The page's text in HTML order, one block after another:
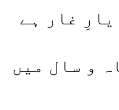
یارِ غار ہے
و سال میں